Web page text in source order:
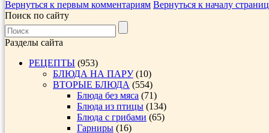
Вернуться к первым комментариям Вернуться к началу
Поиск по сайту
Разделы сайта
РЕЦЕПТЫ (953)
БЛЮДА НА ПАРУ(10)
ВТОРЫЕ БЛЮДА (554)
Блюда без мяса (71)
Блюда из птицы (134)
Блюда с грибами (65)
Гарниры (16)